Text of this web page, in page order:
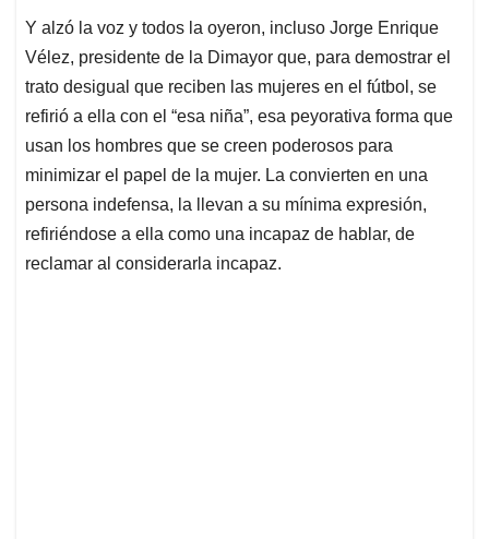
Y alzó la voz y todos la oyeron, incluso Jorge Enrique
Vélez, presidente de la Dimayor que, para demostrar el
trato desigual que reciben las mujeres en el fútbol, se
refirió a ella con el “esa niña”, esa peyorativa forma que
usan los hombres que se creen poderosos para
minimizar el papel de la mujer. La convierten en una
persona indefensa, la llevan a su mínima expresión,
refiriéndose a ella como una incapaz de hablar, de
reclamar al considerarla incapaz.